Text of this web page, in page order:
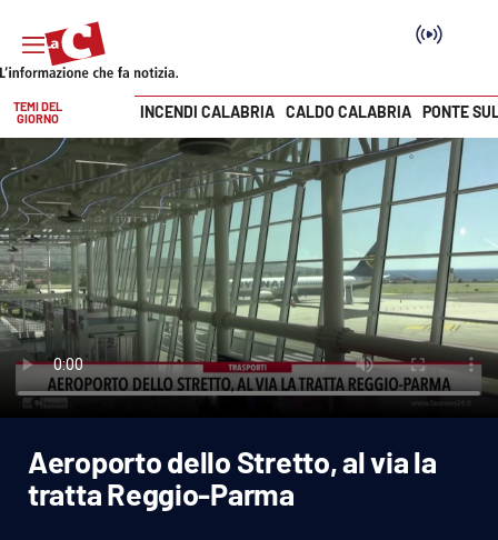
SEZIONI
Cronaca
Politica
Attualità
Economia e lavoro
Italia Mondo
Vai
TEMI DEL
GIORNO
INCENDI CALABRIA CALDO CALABRIA PONTE
Aeroporto dello Stretto, al via la
tratta Reggio-Parma